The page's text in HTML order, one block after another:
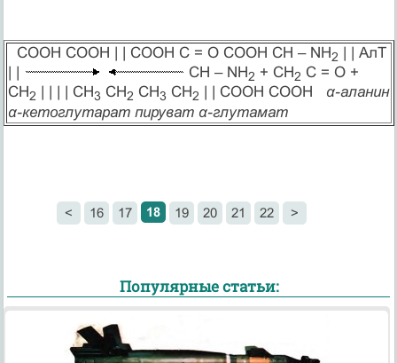
COOH COOH | | COOH C = O COOH CH – NH2 | | АлТ
| |
CH – NH2 + CH2 C = O +
CH2 | | | | CH3 CH2 CH3 CH2 | | COOH COOH α-аланин
α-кетоглутарат пируват α-глутамат
< 16 17 18 19 20 21 22 >
Популярные статьи: